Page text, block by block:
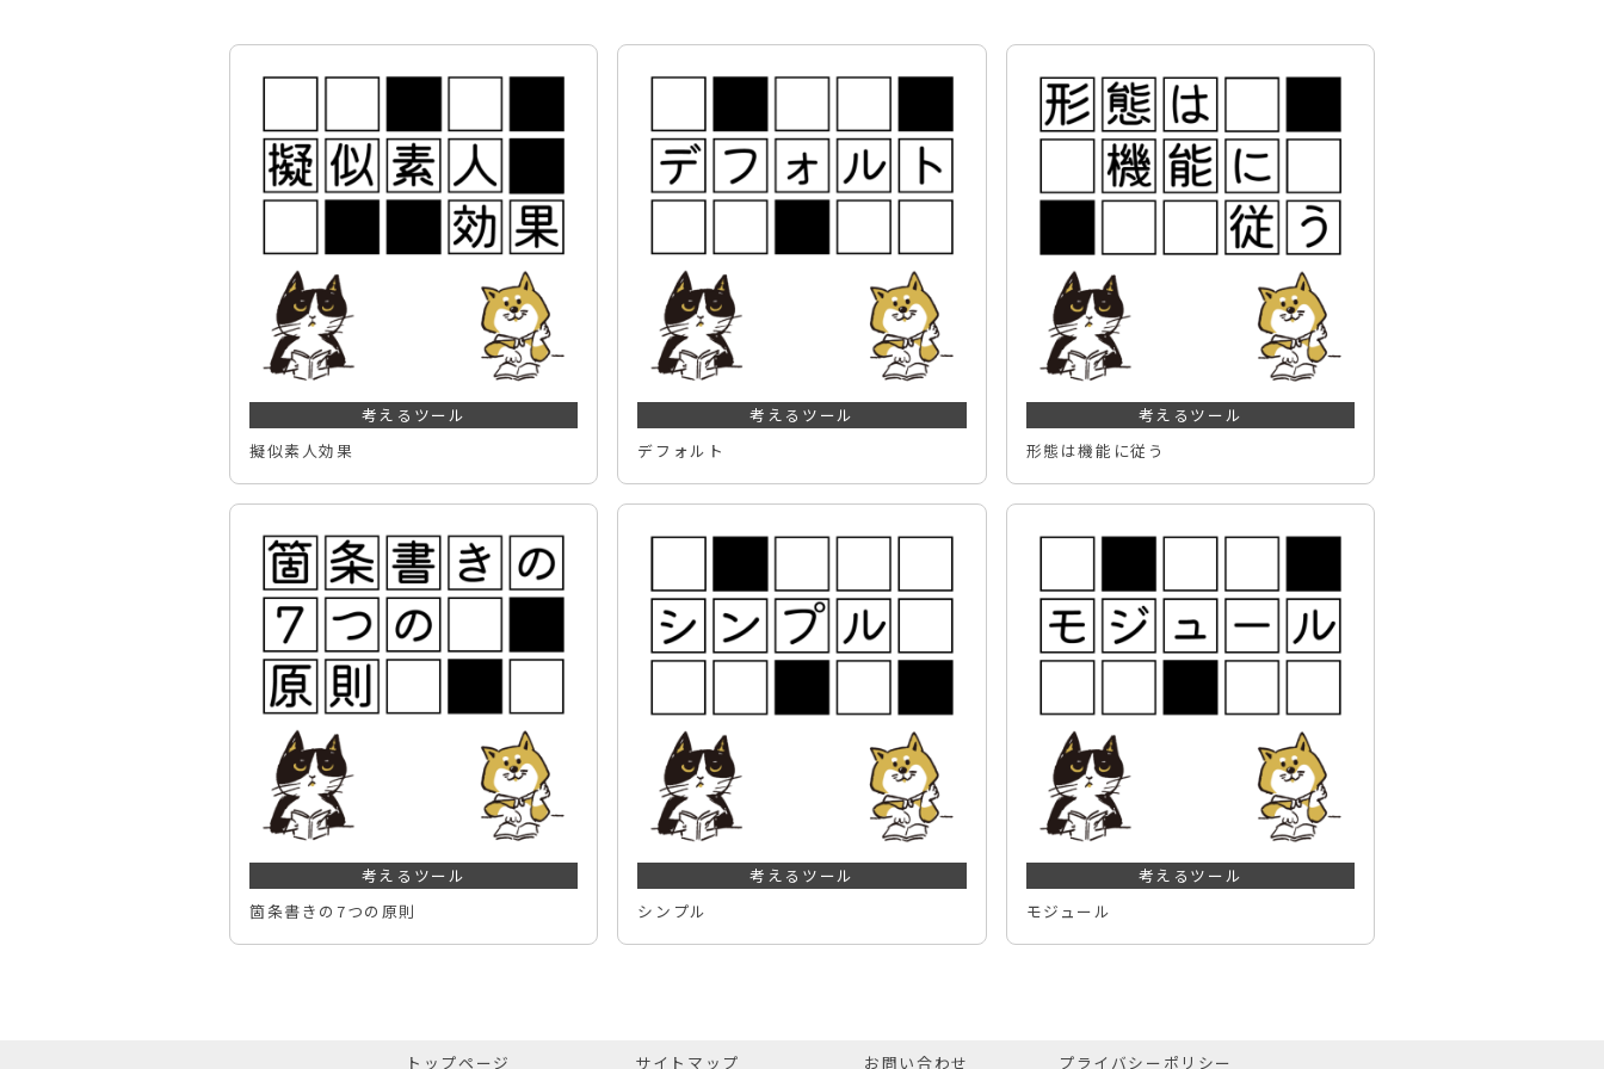
考えるツール
擬似素人効果
考えるツール
デフォルト
考えるツール
形態は機能に従う
考えるツール
箇条書きの7つの原則
考えるツール
シンプル
考えるツール
モジュール
トップページ サイトマップ お問い合わせ プライバシーポリシー